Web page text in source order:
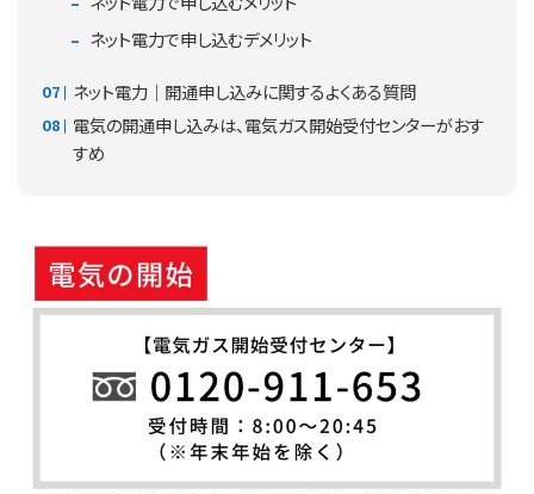
ネット電力で申し込むデメリット
ネット電力｜開通申し込みに関するよくある質問
電気の開通申し込みは、電気ガス開始受付センターがおす
すめ